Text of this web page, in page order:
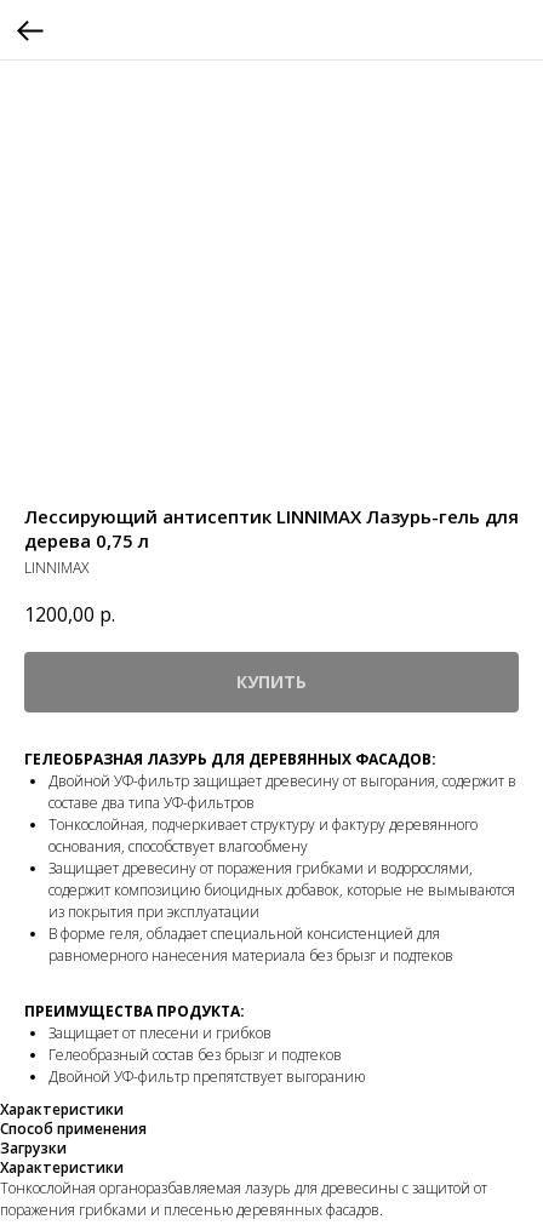
Лессирующий антисептик LINNIMAX Лазурь-гель для
дерева 0,75 л
LINNIMAX
1200,00 р.
КУПИТЬ
ГЕЛЕОБРАЗНАЯ ЛАЗУРЬ ДЛЯ ДЕРЕВЯННЫХ ФАСАДОВ:
Двойной УФ-фильтр защищает древесину от выгорания, содержит в
составе два типа УФ-фильтров
Тонкослойная, подчеркивает структуру и фактуру деревянного
основания, способствует влагообмену
Защищает древесину от поражения грибками и водорослями,
содержит композицию биоцидных добавок, которые не вымываются
из покрытия при эксплуатации
В форме геля, обладает специальной консистенцией для
равномерного нанесения материала без брызг и подтеков
ПРЕИМУЩЕСТВА ПРОДУКТА:
Защищает от плесени и грибков
Гелеобразный состав без брызг и подтеков
Двойной УФ-фильтр препятствует выгоранию
Характеристики
Способ применения
Загрузки
Характеристики
Тонкослойная органоразбавляемая лазурь для древесины с защитой от
поражения грибками и плесенью деревянных фасадов.